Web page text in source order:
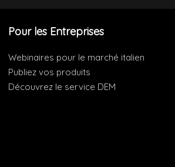
Pour les Entreprises
Webinaires pour le marché italien
Publiez vos produits
Découvrez le service DEM